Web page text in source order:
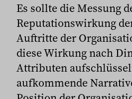
Es sollte die Messung
Reputationswirkung
Auftritte der
diese Wirkung nach
Attributen
aufkommende